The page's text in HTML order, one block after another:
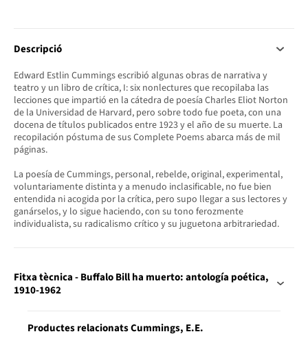
Descripció
Edward Estlin Cummings escribió algunas obras de narrativa y
teatro y un libro de crítica, I: six nonlectures que recopilaba las
lecciones que impartió en la cátedra de poesía Charles Eliot Norton
de la Universidad de Harvard, pero sobre todo fue poeta, con una
docena de títulos publicados entre 1923 y el año de su muerte. La
recopilación póstuma de sus Complete Poems abarca más de mil
páginas.
La poesía de Cummings, personal, rebelde, original, experimental,
voluntariamente distinta y a menudo inclasificable, no fue bien
entendida ni acogida por la crítica, pero supo llegar a sus lectores y
ganárselos, y lo sigue haciendo, con su tono ferozmente
individualista, su radicalismo crítico y su juguetona arbitrariedad.
Fitxa tècnica - Buffalo Bill ha muerto: antología poética,
1910-1962
Productes relacionats Cummings, E.E.